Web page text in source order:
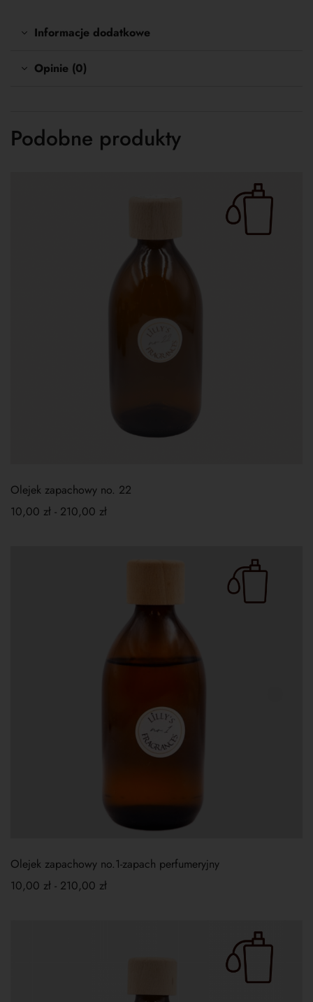
Informacje dodatkowe
Opinie (0)
Podobne produkty
Olejek zapachowy no. 22
10,00 zł - 210,00 zł
Olejek zapachowy no.1-zapach perfumeryjny
10,00 zł - 210,00 zł